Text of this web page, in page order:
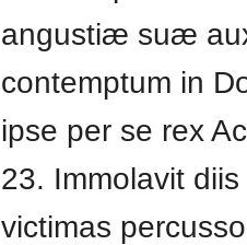
angustiæ suæ
contemptum in
ipse per se rex
23. Immolavit
victimas